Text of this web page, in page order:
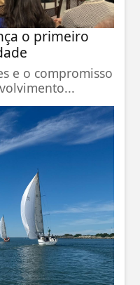
o primeiro
e o compromisso